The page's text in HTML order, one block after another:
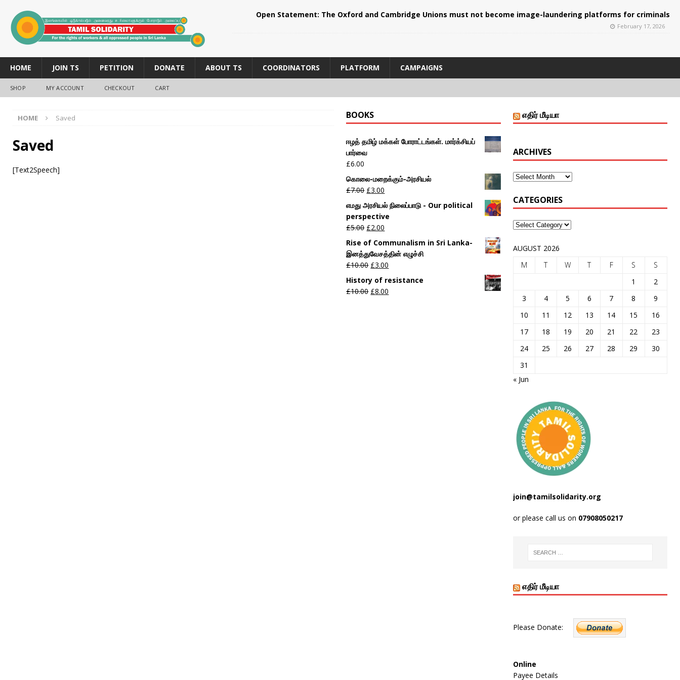
Open Statement: The Oxford and Cambridge Unions must not become image-laundering platforms for criminals
February 17, 2026
HOME JOIN TS PETITION DONATE ABOUT TS COORDINATORS PLATFORM CAMPAIGNS
SHOP MY ACCOUNT CHECKOUT CART
HOME Saved
Saved
[Text2Speech]
BOOKS
ஈழத் தமிழ் மக்கள் போராட்டங்கள். மார்க்சியப்
பார்வை
£6.00
கொலை-மறைக்கும்-அரசியல்
£7.00 £3.00
எமது அரசியல் நிலைப்பாடு - Our political
perspective
£5.00 £2.00
Rise of Communalism in Sri Lanka-
இனத்துவேசத்தின் எழுச்சி
£10.00 £3.00
History of resistance
£10.00 £8.00
எதிர் மீடியா
ARCHIVES
CATEGORIES
AUGUST 2026
M
T W T F S
S
1
2
3
4 5 6 7 8
9
10
11 12 13 14 15
16
17
18 19 20 21 22
23
24
25 26 27 28 29
30
31
« Jun
join@tamilsolidarity.org
or please call us on 07908050217
எதிர் மீடியா
Please Donate:
Online
Payee Details